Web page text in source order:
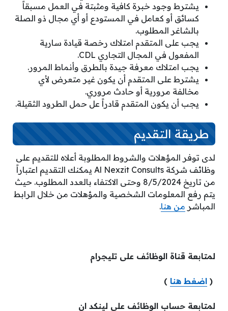
يشترط وجود خبرة كافية ومثبتة في العمل مسبقاً
كسائق أو كعامل في المستودع أو أي مجال ذو الصلة
بالشاغر المطلوب.
يجب على المتقدم امتلاك رخصة قيادة سارية
المفعول في المجال التجاري CDL.
يجب امتلاك معرفة جيدة بالطرق وأنماط المرور.
يشترط على المتقدم أن يكون غير متعرض لأي
مخالفة مرورية أو حادث مروري.
يجب أن يكون المتقدم قادراً عل حمل الطرود الثقيلة.
طريقة التقديم
لدى توفر المؤهلات والشروط المطلوبة أعلاه للتقديم على
وظائف شركة Al Nexzit Consults يمكنك التقديم اعتباراً
من تاريخ 8/5/2024 وحتى الاكتفاء بالعدد المطلوب. حيث
يتم رفع المعلومات الشخصية والمؤهلات من خلال الرابط
المباشر من هنا.
لمتابعة قناة الوظائف على تليجرام
( اضغط هنا )
لمتابعة حساب الوظائف على لينكد ان